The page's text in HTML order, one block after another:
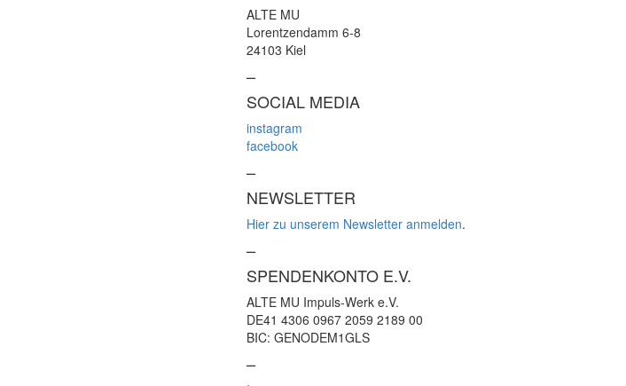
ALTE MU
Lorentzendamm 6-8
24103 Kiel
–
SOCIAL MEDIA
instagram
facebook
–
NEWSLETTER
Hier zu unserem Newsletter anmelden.
–
SPENDENKONTO E.V.
ALTE MU Impuls-Werk e.V.
DE41 4306 0967 2059 2189 00
BIC: GENODEM1GLS
–